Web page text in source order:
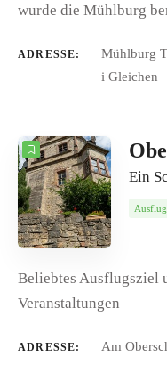
wurde die Mühlburg
ADRESSE:
Mühlburg
i Gleichen
Ein
Beliebtes Ausflugsziel
Veranstaltungen
ADRESSE: Am